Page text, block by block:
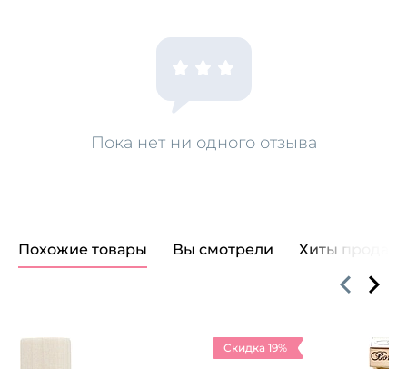
Пока нет ни одного отзыва
Похожие товары Вы смотрели Хиты продаж
Скидка 19%